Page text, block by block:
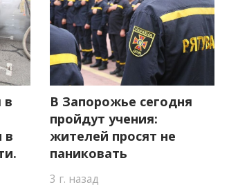
в
в
В Запорожье сегодня
пройдут учения:
жителей просят не
паниковать
3 г. назад